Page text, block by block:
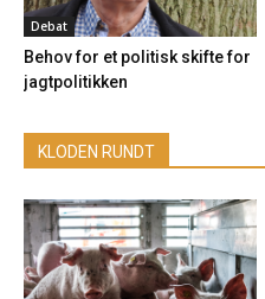
Debat
Behov for et politisk skifte for
jagtpolitikken
KLODEN RUNDT